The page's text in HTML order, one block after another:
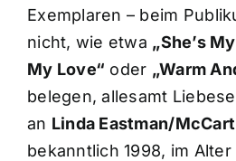
Exemplaren – beim
nicht, wie etwa „She’s
My Love“ oder „Warm
belegen, allesamt
an Linda Eastman/
bekanntlich 1998, im